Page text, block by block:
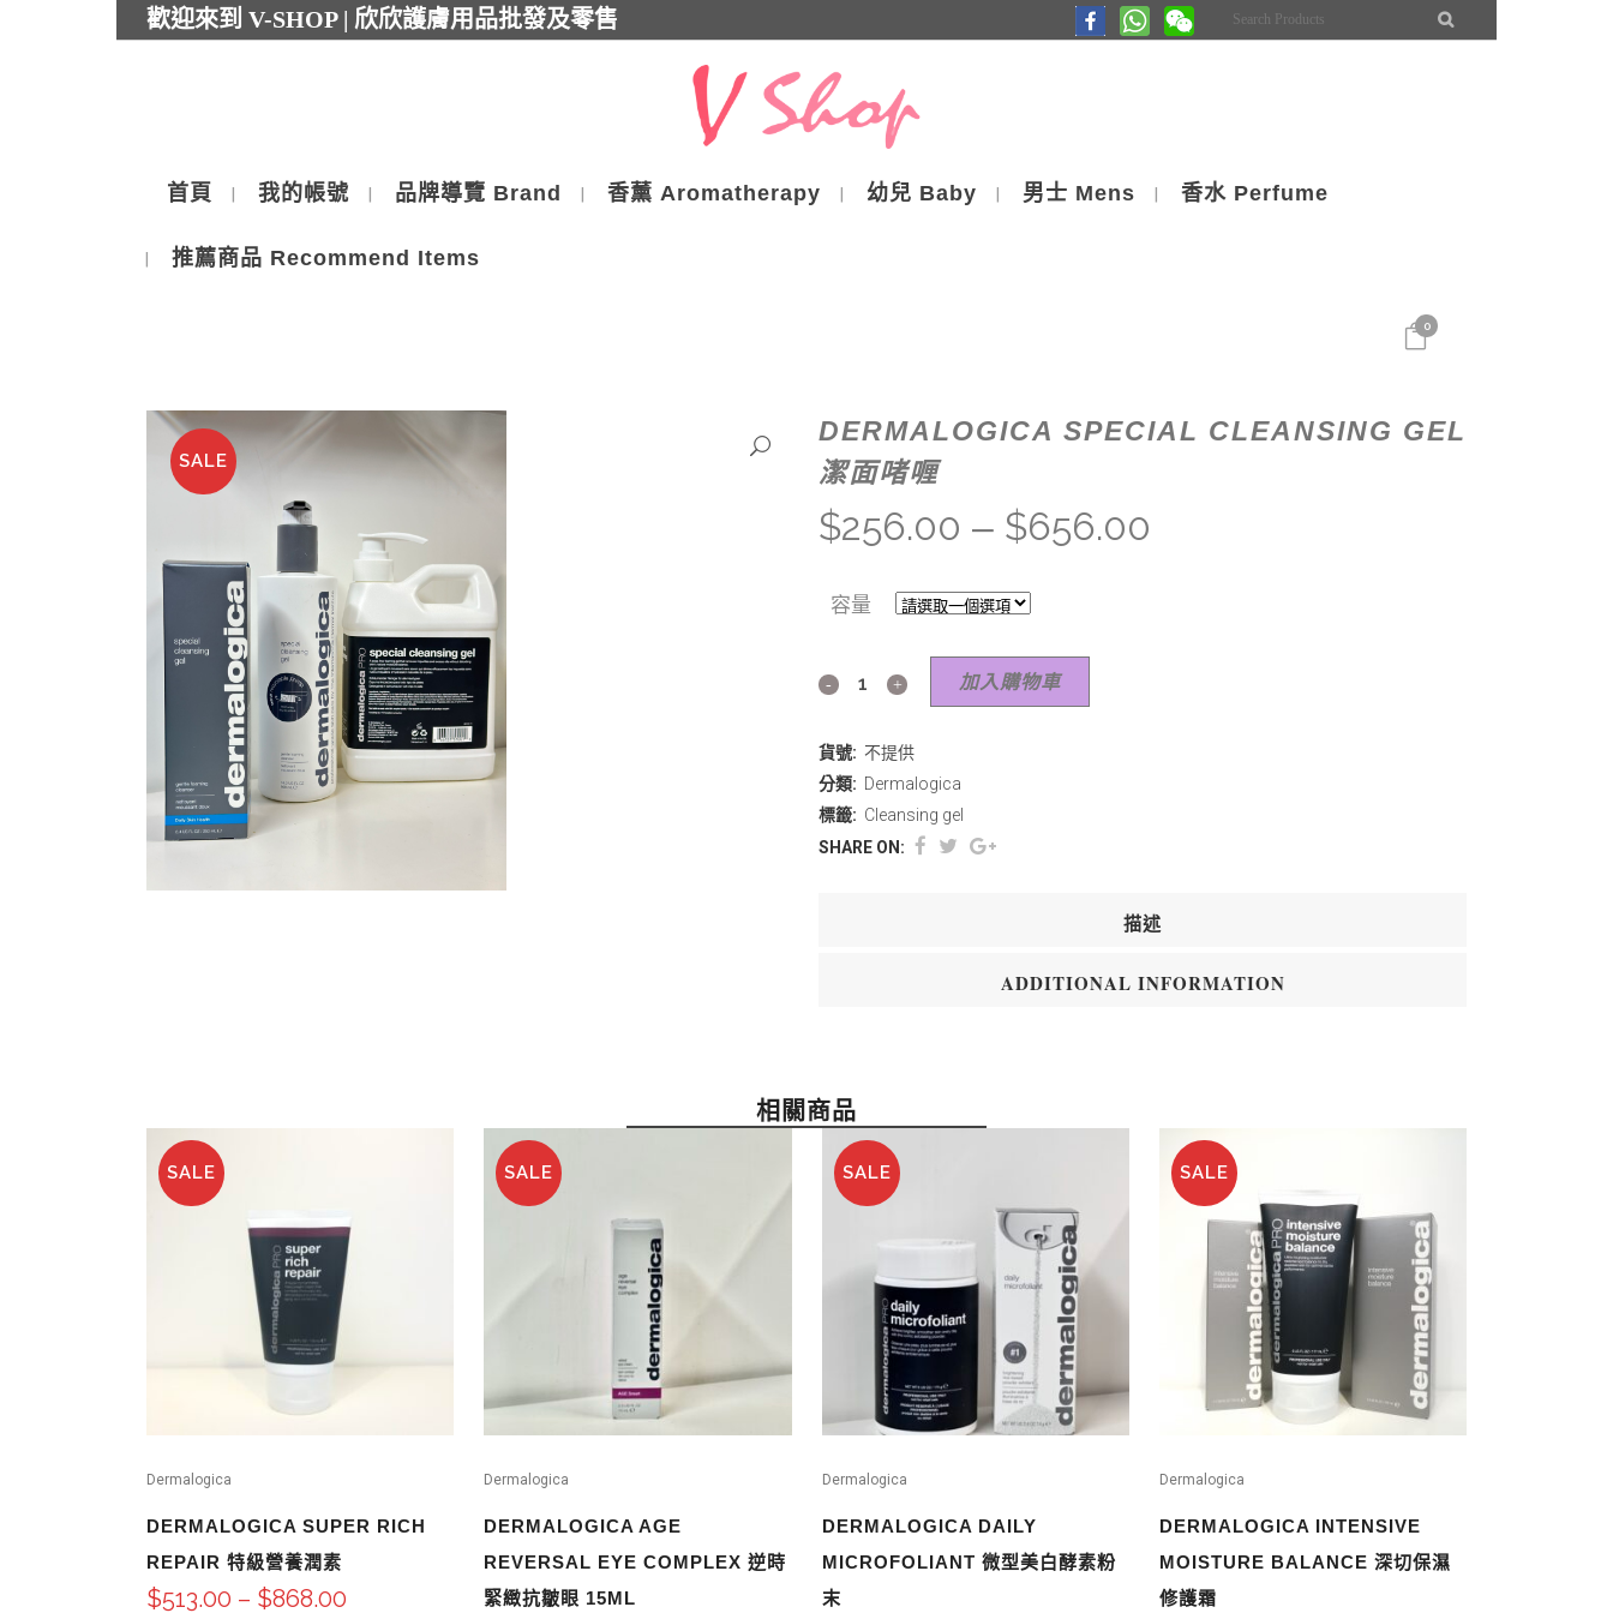
歡迎來到 V-SHOP | 欣欣護膚用品批發及零售
首頁 我的帳號 品牌導覽 Brand 香薰 Aromatherapy 幼兒 Baby 男士 Mens 香水 Perfume
推薦商品 Recommend Items
0
SALE
DERMALOGICA SPECIAL CLEANSING GEL
潔面啫喱
$256.00 – $656.00
容量
加入購物車
貨號: 不提供
分類: Dermalogica
標籤: Cleansing gel
SHARE ON:
描述
ADDITIONAL INFORMATION
相關商品
SALE
Dermalogica
DERMALOGICA SUPER RICH
REPAIR 特級營養潤素
$513.00 – $868.00
SALE
Dermalogica
DERMALOGICA AGE
REVERSAL EYE COMPLEX 逆時
緊緻抗皺眼 15ML
SALE
Dermalogica
DERMALOGICA DAILY
MICROFOLIANT 微型美白酵素粉
末
SALE
Dermalogica
DERMALOGICA INTENSIVE
MOISTURE BALANCE 深切保濕
修護霜